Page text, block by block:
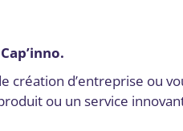
.
création d’entreprise ou
ou un service